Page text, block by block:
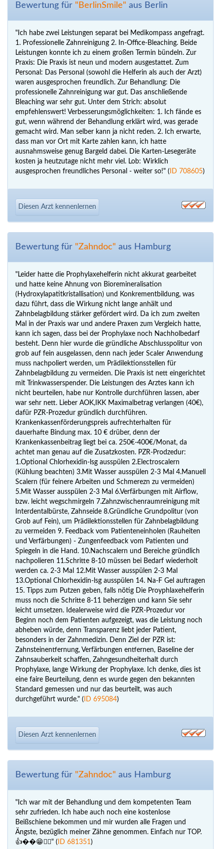
Bewertung für "BerlinSmile" aus Berlin
"Ich habe zwei Leistungen separat bei Medikompass angefragt.
1. Professionelle Zahnreinigung 2. In-Office-Bleaching. Beide
Leistungen konnte ich zu einem großen Termin bündeln. Zur
Praxis: Die Praxis ist neun und modern ausgestattet. Zum
Personal: Das Personal (sowohl die Helferin als auch der Arzt)
waren ausgesprochen freundlich. Zur Behandlung: Die
professionelle Zahnreinigung war gut. Das anschließende
Bleaching war sehr gut. Unter dem Strich: absolut
empfehlenswert! Verbesserungsmöglichkeiten: 1. Ich fände es
gut, wenn während der Behandlung erklärt wird, was gerade
gemacht wird. Man selber kann ja nicht reden. 2. Ich erwarte,
dass man vor Ort mit Karte zahlen kann, ich hatte
ausnahmsweise genug Bargeld dabei. Die Karten-Lesegeräte
kosten ja heutzutage nicht mehr viel. Lob: Wirklich
ausgesprochen freundliches Personal - weiter so!" ( ID 708605)
Diesen Arzt kennenlernen
Bewertung für "Zahndoc" aus Hamburg
"Leider hatte die Prophylaxehelferin nicht akkurat gearbeitet
und hatte keine Ahnung von Bioremineralisation
(Hydroxylapatitkristallisation) und Konkrementbildung, was
dazu führt, dass die Wirkung nicht lange anhält und
Zahnbelagbildung stärker gefördert wird. Da ich zum zweiten
Mal in der Praxis war und andere Praxen zum Vergleich hatte,
kann ich sagen, dass bei der Prophylaxe noch Nachholbedarf
besteht. Denn hier wurde die gründliche Abschlusspolitur von
grob auf fein ausgelassen, denn nach jeder Scaler Anwendung
muss nachpoliert werden, um Prädilektionsstellen für
Zahnbelagbildung zu vermeiden. Die Praxis ist nett eingerichtet
mit Trinkwasserspender. Die Leistungen des Arztes kann ich
nicht beurteilen, habe nur Kontrolle durchführen lassen, aber
war sehr nett. Lieber AOK,IKK Maximalbetrag verlangen (40€),
dafür PZR-Prozedur gründlich durchführen.
Krankenkassenförderungspreis aufrechterhalten für
dauerhafte Bindung max. 10 € drüber, denn der
Krankenkassenbeitrag liegt bei ca. 250€-400€/Monat, da
achtet man genau auf die Zusatzkosten. PZR-Prodzedur:
1.Optional Chlorhexidin-lsg ausspülen 2.Electroscalern
(Kühlung beachten) 3.Mit Wasser ausspülen 2-3 Mal 4.Manuell
Scalern (für feinere Arbeiten und Schmerezn zu vermeiden)
5.Mit Wasser ausspülen 2-3 Mal 6.Verfärbungen mit Airflow,
bzw. leicht wegschmirgeln 7.Zahnzwischenraumreinigung mit
Interdentalbürste, Zahnseide 8.Gründliche Grundpolitur (von
Grob auf Fein), um Prädilektionsstellen für Zahnbelagbildung
zu vermeiden 9. Feedback vom Patienteneinholen (Rauheiten
und Verfärbungen) - Zungenfeedback vom Patienten und
Spiegeln in die Hand. 10.Nachscalern und Bereiche gründlich
nachpolieren 11.Schritte 8-10 müssen bei Bedarf wiederholt
werden ca. 2-3 Mal 12.Mit Wasser ausspülen 2-3 Mal
13.Optional Chlorhexidin-lsg ausspülen 14. Na-F Gel auftragen
15. Tipps zum Putzen geben, falls nötig Die Proyphlaxehelferin
muss noch die Schritte 8-11 beherzigen und kann Sie sehr
leicht umsetzen. Idealerweise wird die PZR-Prozedur vor
Beginn noch dem Patienten aufgezeigt, was die Leistung noch
abheben würde, denn Transparenz liebt jeder Patient,
besonders in der Zahnmedizin. Denn Ziel der PZR ist:
Zahnsteinentfernung, Verfärbungen entfernen, Baseline der
Zahnsauberkeit schaffen, Zahngesundheiterhalt durch
Prophylaxe, lange Wirkung der Prophylaxe. Ich denke, dies ist
eine faire Beurteilung, denn es wurde gegen den bekannten
Standard gemessen und nur das beurteilt, was auch
durchgeführt wurde." ( ID 695084)
Diesen Arzt kennenlernen
Bewertung für "Zahndoc" aus Hamburg
"Ich war mit der Behandlung und dem kompetenten Team
sehr zufrieden. Ich habe auch noch eine kostenlose
Beißschiene bekommen und mir wurden alle Fragen und
Ängste, bezüglich meiner Zähne genommen. Einfach nur TOP.
👍��😁👍🏽" ( ID 681351)